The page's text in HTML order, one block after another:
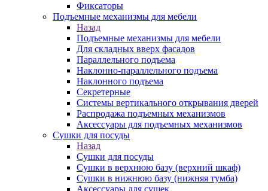
Фиксаторы
Подъемные механизмы для мебели
Назад
Подъемные механизмы для мебели
Для складных вверх фасадов
Параллельного подъема
Наклонно-параллельного подъема
Наклонного подъема
Секретерные
Системы вертикального открывания дверей
Распродажа подъемных механизмов
Аксессуары для подъемных механизмов
Сушки для посуды
Назад
Сушки для посуды
Сушки в верхнюю базу (верхний шкаф)
Сушки в нижнюю базу (нижняя тумба)
Аксессуары для сушек